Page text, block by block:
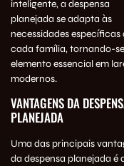
inteligente, a despensa
planejada se adapta às
necessidades específicas
cada família, tornando-
elemento essencial em
modernos.
VANTAGENS DA
PLANEJADA
Uma das principais
da despensa planejada é